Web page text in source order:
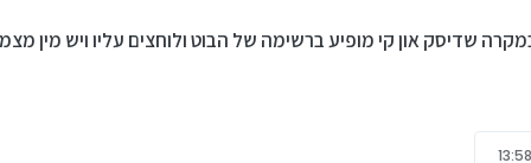
לא הוצג (אולי זכרוני מטעני).
שדיסק און קי מופיע ברשימה של הבוט ולוחצים עליו ויש מין